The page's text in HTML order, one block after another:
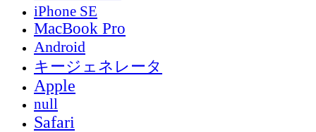
iPhone SE
MacBook Pro
Android
キージェネレータ
Apple
null
Safari